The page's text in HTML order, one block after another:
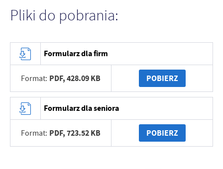
Pliki do pobrania:
Formularz dla firm
Format: PDF,428.09 KB POBIERZ
Formularz dla seniora
Format: PDF,723.52 KB POBIERZ